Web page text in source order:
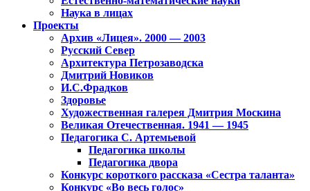
Наука в лицах
Проекты
Архив «Лицея». 2000 — 2003
Русский Север
Архитектура Петрозаводска
Дмитрий Новиков
И.С.Фрадков
Здоровье
Художественная галерея Дмитрия Москина
Великая Отечественная. 1941 — 1945
Педагогика С. Артемьевой
Педагогика школы
Педагогика двора
Конкурс короткого рассказа «Сестра таланта»
Конкурс «Во весь голос»